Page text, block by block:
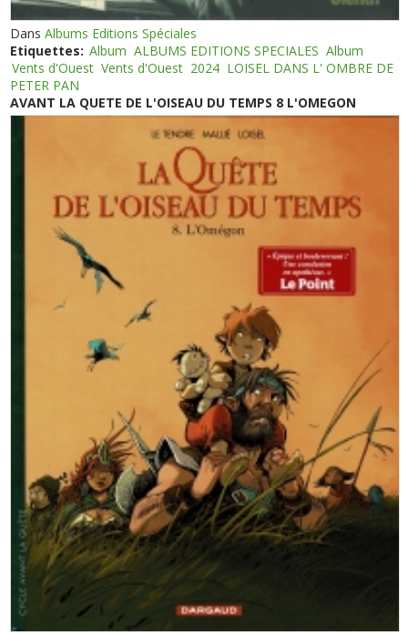
DansAlbums Editions Spéciales
Etiquettes: Album ALBUMS EDITIONS SPECIALES Album
Vents d'Ouest Vents d'Ouest 2024 LOISEL DANS L' OMBRE DE
PETER PAN
AVANT LA QUETE DE L'OISEAU DU TEMPS 8 L'OMEGON